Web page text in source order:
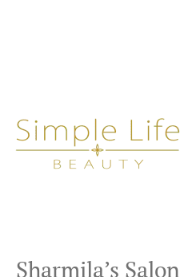
Sharmila’s Salon